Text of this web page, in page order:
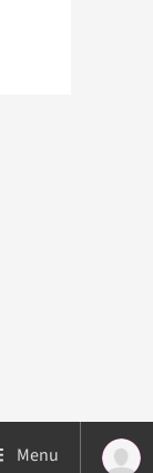
Menu